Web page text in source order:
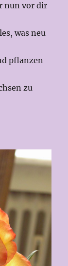
nun vor dir
was neu
pflanzen
zu